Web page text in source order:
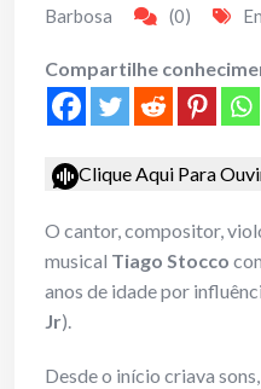
Barbosa
(0)
Compartilhe
Clique Aqui Para
O cantor, compositor,
musical Tiago Stocco
anos de idade por
Jr).
Desde o início criava